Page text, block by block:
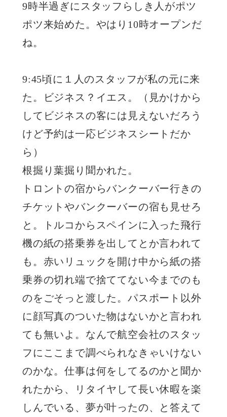
9時半過ぎにスタッフらしき人がポツ
ポツ来始めた。やはり10時オープンだ
ね。
9:45頃に１人のスタッフが私の元に来
た。ビジネス？イエス。（見かけから
してビジネスの客には見えないだろう
けど予約は一応ビジネスシートだか
ら）
根掘り葉掘り聞かれた。
トロントの宿からバンクーバー行きの
チケットやバンクーバーの宿も見せろ
と。トルコからスペインに入った飛行
機の紙の搭乗券を出してとか言われて
も。赤いリュックを開け中から紙の搭
乗券の切れ端で捨ててない今までのも
のをごそっと渡した。パスポート以外
に顔写真のついた物はないかと言われ
ても無いよ。なんで航空会社のスタッ
フにここまで調べられなきゃいけない
のかな。仕事は何をしてるのかと聞か
れたから、リタイヤして長い休暇を楽
しんでいる、夢が叶ったの、と答えて